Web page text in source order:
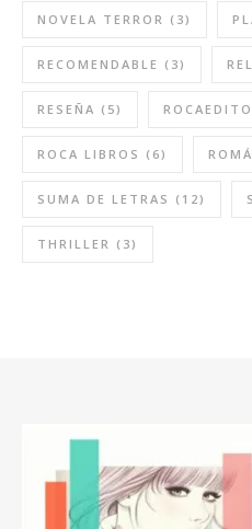
NOVELA TERROR (3)
RECOMENDABLE (3)
RESEÑA (5)
ROCA LIBROS (6)
SUMA DE LETRAS (12)
THRILLER (3)